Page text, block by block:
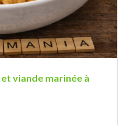
viande marinée à